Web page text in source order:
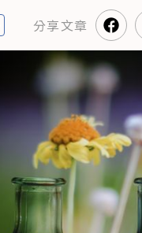
分享文章